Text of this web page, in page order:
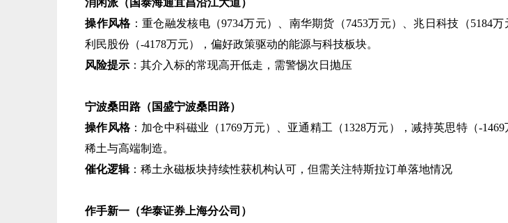
消闲派（国泰海通宜昌沿江大道）​
操作风格：重仓融发核电（9734万元）、南华期货（7453万元）、兆日科技（5184万
利民股份（-4178万元），偏好政策驱动的能源与科技板块。
风险提示 ​：其介入标的常现高开低走，需警惕次日抛压
宁波桑田路（国盛宁波桑田路）​
操作风格：加仓中科磁业（1769万元）、亚通精工（1328万元），减持英思特（-
稀土与高端制造。
催化逻辑​：稀土永磁板块持续性获机构认可，但需关注特斯拉订单落地情况
作手新一（华泰证券上海分公司）​